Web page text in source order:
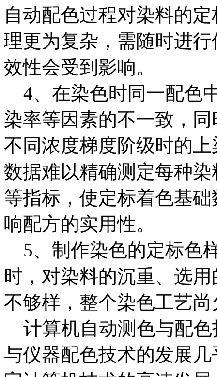
自动配色过程对染料的
理更为复杂，需随时进
效性会受到影响。
4、在染色时同一配色
染率等因素的不一致，
不同浓度梯度阶级时的
数据难以精确测定每种
等指标，使定标着色基
响配方的实用性。
5、制作染色的定标色
时，对染料的沉重、选
不够样，整个染色工艺
计算机自动测色与配色
与仪器配色技术的发展